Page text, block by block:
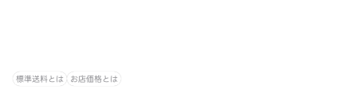
標準送料とは お店価格とは